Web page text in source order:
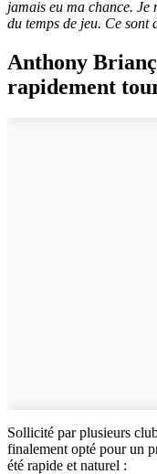
jamais eu ma chance. Je
du temps de jeu. Ce
Anthony
rapidement
Sollicité par plusieurs
finalement opté pour un
été rapide et naturel :